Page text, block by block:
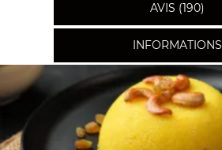
AVIS (190)
INFORMATIONS